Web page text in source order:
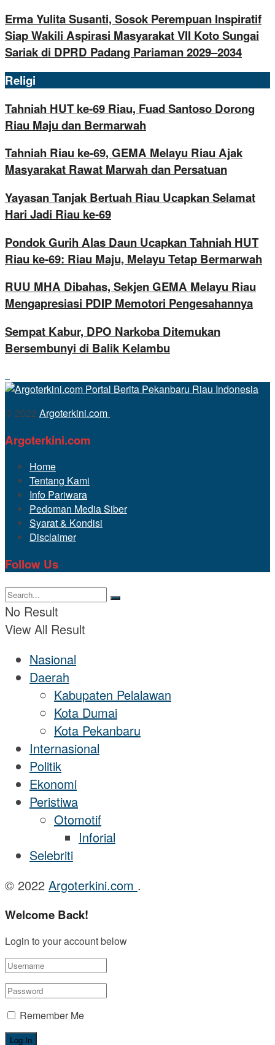
Erma Yulita Susanti, Sosok Perempuan Inspiratif
Siap Wakili Aspirasi Masyarakat VII Koto Sungai
Sariak di DPRD Padang Pariaman 2029–2034
Religi
Tahniah HUT ke-69 Riau, Fuad Santoso Dorong
Riau Maju dan Bermarwah
Tahniah Riau ke-69, GEMA Melayu Riau Ajak
Masyarakat Rawat Marwah dan Persatuan
Yayasan Tanjak Bertuah Riau Ucapkan Selamat
Hari Jadi Riau ke-69
Pondok Gurih Alas Daun Ucapkan Tahniah HUT
Riau ke-69: Riau Maju, Melayu Tetap Bermarwah
RUU MHA Dibahas, Sekjen GEMA Melayu Riau
Mengapresiasi PDIP Memotori Pengesahannya
Sempat Kabur, DPO Narkoba Ditemukan
Bersembunyi di Balik Kelambu
© 2022 Argoterkini.com .
Argoterkini.com
Home
Tentang Kami
Info Pariwara
Pedoman Media Siber
Syarat & Kondisi
Disclaimer
Follow Us
No Result
View All Result
Nasional
Daerah
Kabupaten Pelalawan
Kota Dumai
Kota Pekanbaru
Internasional
Politik
Ekonomi
Peristiwa
Otomotif
Inforial
Selebriti
© 2022 Argoterkini.com .
Welcome Back!
Login to your account below
Remember Me